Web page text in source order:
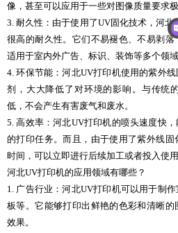
像，甚至可以应用于一些对图像质量要求
3. 耐久性：由于使用了UV固化技术，河
很高的耐久性。它们不易褪色、不易剥
适用于室内外广告、标识、装饰等多个领域
4. 环保节能：河北UV打印机使用的紫外
剂，大大降低了对环境的影响。与传统
低，不会产生有害废气和废水。
5. 高效率：河北UV打印机的喷头速度快
的打印任务。而且，由于使用了紫外线
时间，可以立即进行后续加工或者投入使用
河北UV打印机的应用领域有哪些？
1. 广告行业：河北UV打印机可以用于制
板等。它能够打印出鲜艳的色彩和清晰
效果。